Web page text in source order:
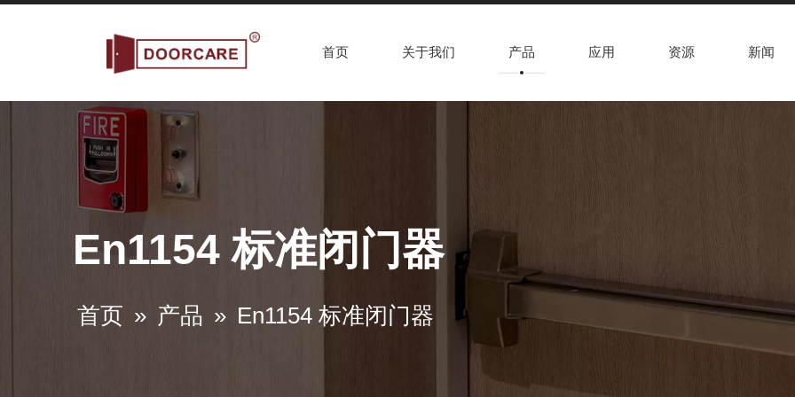
首页 关于我们 产品 应用 资源 新闻
En1154 标准闭门器
首页 » 产品 » En1154 标准闭门器